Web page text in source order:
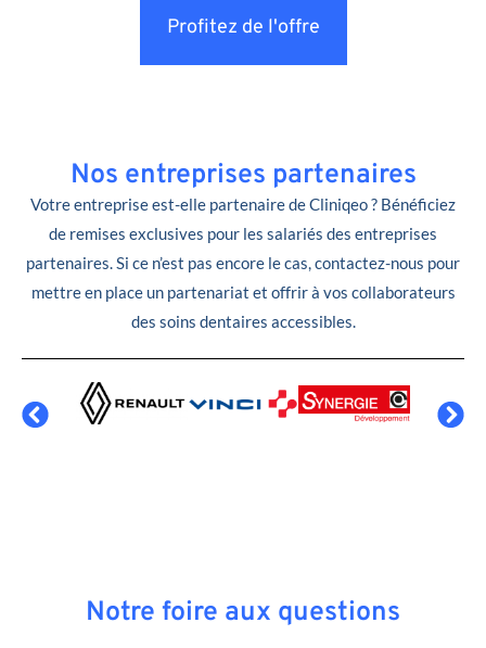
Profitez de l'offre
Nos entreprises partenaires
Votre entreprise est-elle partenaire de Cliniqeo ? Bénéficiez
de remises exclusives pour les salariés des entreprises
partenaires. Si ce n’est pas encore le cas, contactez-nous pour
mettre en place un partenariat et offrir à vos collaborateurs
des soins dentaires accessibles.
Notre foire aux questions